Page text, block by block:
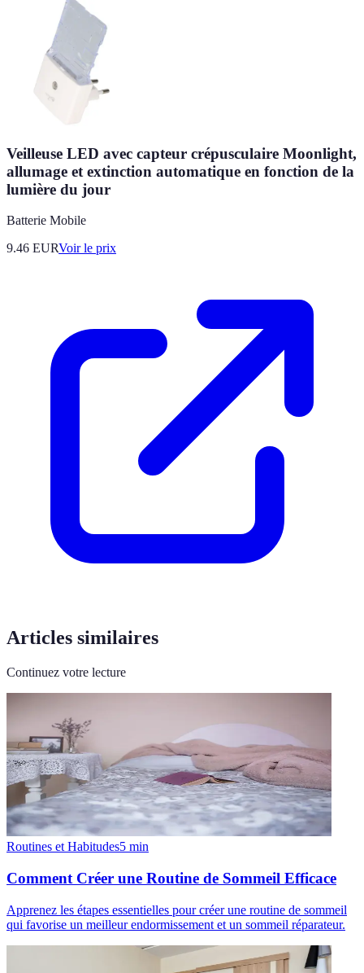
Veilleuse LED avec capteur crépusculaire Moonlight,
allumage et extinction automatique en fonction de la
lumière du jour
Batterie Mobile
9.46 EURVoir le prix
Articles similaires
Continuez votre lecture
Routines et Habitudes5 min
Comment Créer une Routine de Sommeil Efficace
Apprenez les étapes essentielles pour créer une routine de sommeil
qui favorise un meilleur endormissement et un sommeil réparateur.